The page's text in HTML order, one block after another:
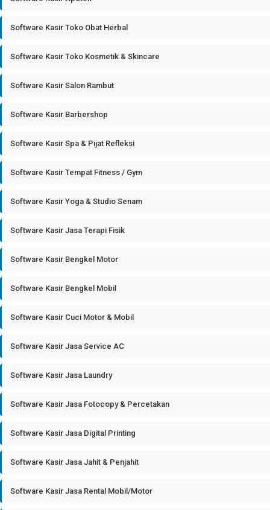
Software Kasir Toko Obat Herbal
Software Kasir Toko Kosmetik & Skincare
Software Kasir Salon Rambut
Software Kasir Barbershop
Software Kasir Spa & Pijat Refleksi
Software Kasir Tempat Fitness / Gym
Software Kasir Yoga & Studio Senam
Software Kasir Jasa Terapi Fisik
Software Kasir Bengkel Motor
Software Kasir Bengkel Mobil
Software Kasir Cuci Motor & Mobil
Software Kasir Jasa Service AC
Software Kasir Jasa Laundry
Software Kasir Jasa Fotocopy & Percetakan
Software Kasir Jasa Digital Printing
Software Kasir Jasa Jahit & Penjahit
Software Kasir Jasa Rental Mobil/Motor